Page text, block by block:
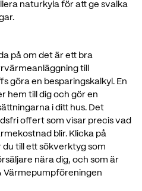
naturkyla för att ge svalka
på om det är ett bra
till
göra en besparingskalkyl. En
hem till dig och gör en
i ditt hus. Det
offert som visar precis vad
blir. Klicka på
till ett sökverktyg som
nära dig, och som är
Värmepumpföreningen